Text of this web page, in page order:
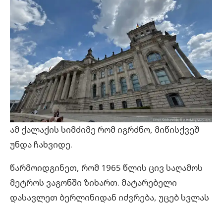
ამ ქალაქის სიმძიმე რომ იგრძნო, მიწისქვეშ
უნდა ჩახვიდე.
წარმოიდგინეთ, რომ 1965 წლის ცივ საღამოს
მეტროს ვაგონში ზიხართ. მატარებელი
დასავლეთ ბერლინიდან იძვრება, უცებ სვლას